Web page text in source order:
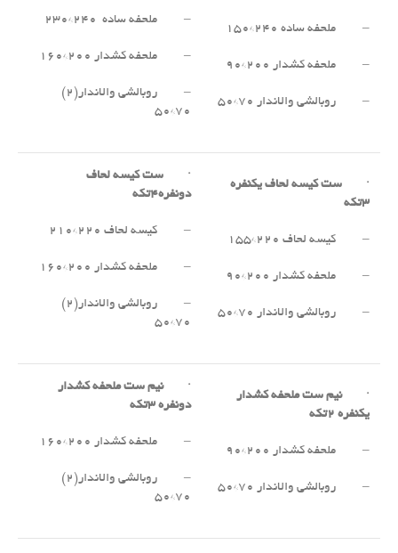
– ملحفه ساده ۲۴۰*۱۵۰
– ملحفه کشدار ۲۰۰*۹۰
– روبالشی والاندار ۷۰*۵۰
– ملحفه ساده ۲۴۰*۲۳۰
– ملحفه کشدار ۲۰۰*۱۶۰
– روبالشی والاندار(۲)
۷۰*۵۰
· ست کیسه لحاف یکنفره
۳تکه
– کیسه لحاف ۲۲۰*۱۵۵
– ملحفه کشدار ۲۰۰*۹۰
– روبالشی والاندار ۷۰*۵۰
· ست کیسه لحاف
دونفره۴تکه
– کیسه لحاف ۲۲۰*۲۱۰
– ملحفه کشدار ۲۰۰*۱۶۰
– روبالشی والاندار(۲)
۷۰*۵۰
·نیم ست ملحفه کشدار
یکنفره ۲تکه
– ملحفه کشدار ۲۰۰*۹۰
– روبالشی والاندار ۷۰*۵۰
·نیم ست ملحفه کشدار
دونفره ۳تکه
– ملحفه کشدار ۲۰۰*۱۶۰
– روبالشی والاندار(۲)
۷۰*۵۰